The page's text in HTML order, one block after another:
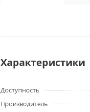
Характеристики
Доступность
Производитель